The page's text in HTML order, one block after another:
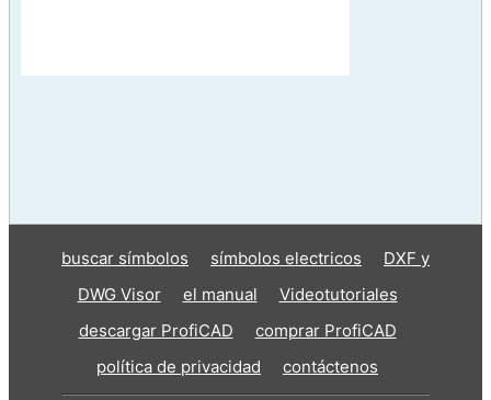
buscar símbolos símbolos electricos
DXF y
DWG Visor
el manual
Videotutoriales
descargar ProfiCAD
comprar ProfiCAD
política de privacidad
contáctenos